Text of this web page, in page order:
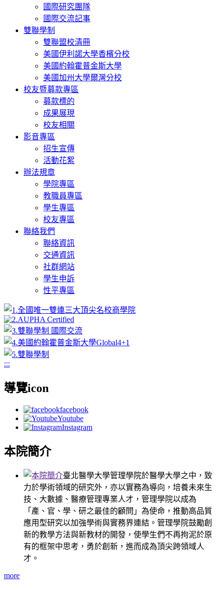
國際研究團隊
國際交流記事
雙聯學制
雙聯盟校清冊
美國伊利諾大學香檳分校
美國約翰霍普金斯大學
美國加州大學爾灣分校
校友暨募款專區
募款標的
成果展現
校友相關
影音專區
招生宣傳
活動花絮
辦法規章
學院專區
教職員專區
學生專區
校友專區
聯絡我們
聯絡資訊
交通資訊
社群網站
學生申訴
性平專區
:::
導覽icon
facebook
Youtube
Instagram
本院簡介
臺北醫學大學管理學院於醫學大學之中，致
力於學術領域的研究外，亦以實務為導向，培養未來生
技、大數據、醫療管理專業人才，管理學院以成為
「產、官、學、研之最佳的顧問」為使命，推動高品質
應用型研究以加強學術與實務界連結。管理學院鼓勵創
新的教學方法與新教材的開發，使學生們不再拘泥於原
有的框架中思考，勇於創新，進而成為頂尖跨領域人
才。
more